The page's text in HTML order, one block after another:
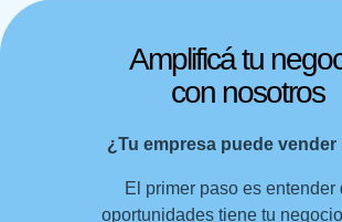
Amplificá tu
con nosotros
¿Tu empresa puede vender
El primer paso es entender
oportunidades tiene tu